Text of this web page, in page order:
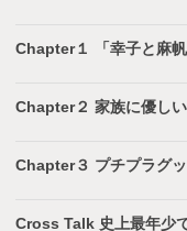
Chapter１ 「幸子と麻
Chapter２ 家族に優し
Chapter３ プチプラグ
Cross Talk 史上最年少